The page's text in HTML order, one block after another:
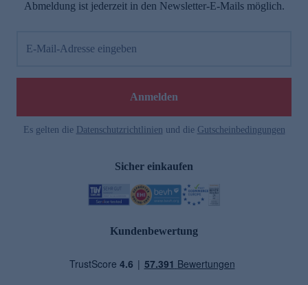
Abmeldung ist jederzeit in den Newsletter-E-Mails möglich.
E-Mail-Adresse eingeben
Anmelden
Es gelten die Datenschutzrichtlinien und die Gutscheinbedingungen
Sicher einkaufen
Kundenbewertung